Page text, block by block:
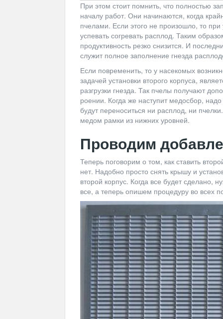
При этом стоит помнить, что полностью
началу работ. Они начинаются, когда
пчелами. Если этого не произошло, то
успевать согревать расплод. Таким
продуктивность резко снизится. И
служит полное заполнение гнезда
Если повременить, то у насекомых
задачей установки второго корпуса,
разгрузки гнезда. Так пчелы получают
роении. Когда же наступит медосбор,
будут переноситься ни расплод, ни
медом рамки из нижних уровней.
Проводим
Теперь поговорим о том, как ставить
нет. Надобно просто снять крышу и
второй корпус. Когда все будет сделано,
все, а теперь опишем процедуру во всех